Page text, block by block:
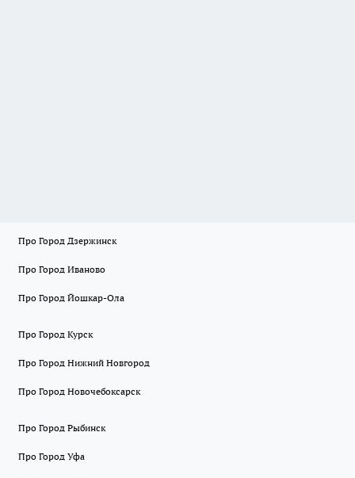
Про Город Дзержинск
Про Город Иваново
Про Город Йошкар-Ола
Про Город Курск
Про Город Нижний Новгород
Про Город Новочебоксарск
Про Город Рыбинск
Про Город Уфа